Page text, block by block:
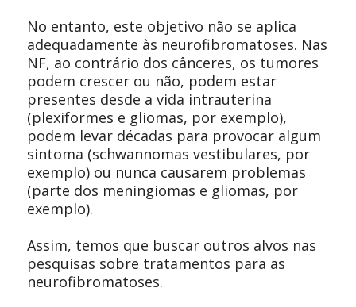
No entanto, este objetivo não se aplica
adequadamente às neurofibromatoses. Nas
NF, ao contrário dos cânceres, os tumores
podem crescer ou não, podem estar
presentes desde a vida intrauterina
(plexiformes e gliomas, por exemplo),
podem levar décadas para provocar algum
sintoma (schwannomas vestibulares, por
exemplo) ou nunca causarem problemas
(parte dos meningiomas e gliomas, por
exemplo).
Assim, temos que buscar outros alvos nas
pesquisas sobre tratamentos para as
neurofibromatoses.